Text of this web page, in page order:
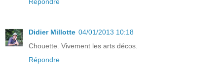
Didier Millotte 04/01/2013 10:18
Chouette. Vivement les arts décos.
Répondre